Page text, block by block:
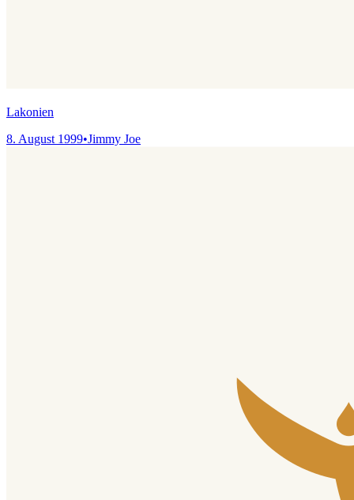
Lakonien
8. August 1999•Jimmy Joe